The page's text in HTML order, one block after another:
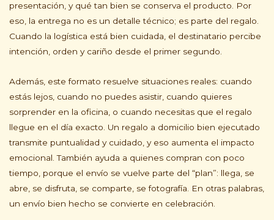
presentación, y qué tan bien se conserva el producto. Por
eso, la entrega no es un detalle técnico; es parte del regalo.
Cuando la logística está bien cuidada, el destinatario percibe
intención, orden y cariño desde el primer segundo.
Además, este formato resuelve situaciones reales: cuando
estás lejos, cuando no puedes asistir, cuando quieres
sorprender en la oficina, o cuando necesitas que el regalo
llegue en el día exacto. Un regalo a domicilio bien ejecutado
transmite puntualidad y cuidado, y eso aumenta el impacto
emocional. También ayuda a quienes compran con poco
tiempo, porque el envío se vuelve parte del “plan”: llega, se
abre, se disfruta, se comparte, se fotografía. En otras palabras,
un envío bien hecho se convierte en celebración.